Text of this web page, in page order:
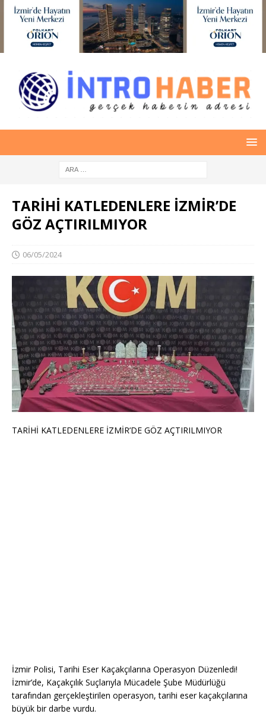
TARİHİ KATLEDENLERE İZMİR’DE
GÖZ AÇTIRILMIYOR
06/05/2024
TARİHİ KATLEDENLERE İZMİR’DE GÖZ AÇTIRILMIYOR
İzmir Polisi, Tarihi Eser Kaçakçılarına Operasyon Düzenledi!
İzmir’de, Kaçakçılık Suçlarıyla Mücadele Şube Müdürlüğü
tarafından gerçekleştirilen operasyon, tarihi eser kaçakçılarına
büyük bir darbe vurdu.